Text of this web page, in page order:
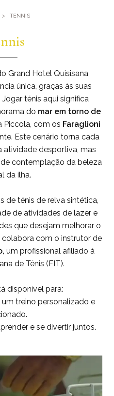
TENNIS
Grand Hotel Quisisana
única, graças às suas
ténis aqui significa
do mar em torno de
Piccola, com os Faraglioni
Este cenário torna cada
atividade desportiva, mas
contemplação da beleza
da ilha.
de ténis de relva sintética,
de atividades de lazer e
que desejam melhorar o
com o instrutor de
um profissional afiliado à
de Ténis (FIT).
disponível para:
um treino personalizado e
e se divertir juntos.